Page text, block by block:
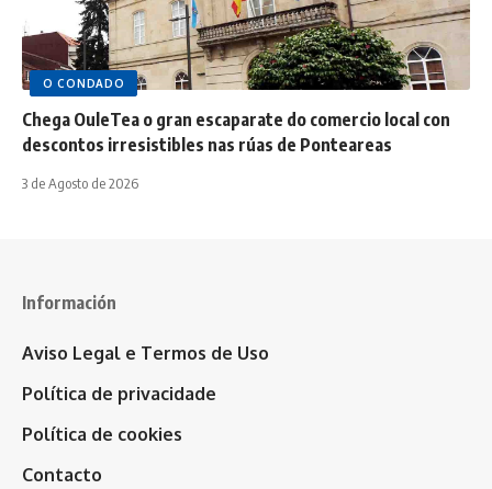
O CONDADO
Chega OuleTea o gran escaparate do comercio local con
descontos irresistibles nas rúas de Ponteareas
3 de Agosto de 2026
Información
Aviso Legal e Termos de Uso
Política de privacidade
Política de cookies
Contacto